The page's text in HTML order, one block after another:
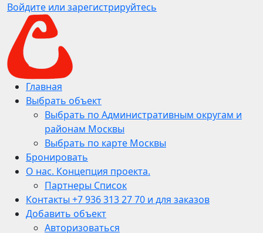
Войдите или зарегистрируйтесь
Главная
Выбрать объект
Выбрать по Административным округам и
районам Москвы
Выбрать по карте Москвы
Бронировать
О нас. Концепция проекта.
Партнеры Список
Контакты +7 936 313 27 70 и для заказов
Добавить объект
Авторизоваться